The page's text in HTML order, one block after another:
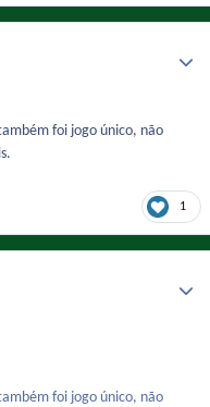
foi jogo único, não
1
foi jogo único, não